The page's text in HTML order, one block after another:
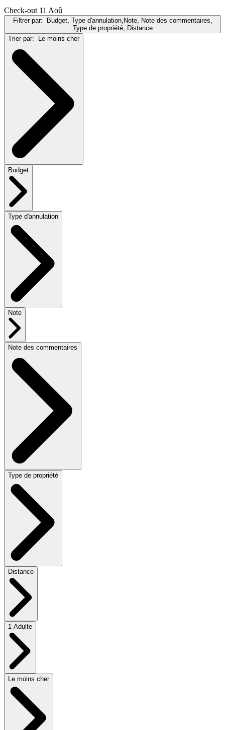
Check-out 11 Aoû
Filtrer par:
Budget, Type d'annulation,Note, Note des commentaires,
Type de propriété, Distance
Trier par:
Le moins cher
Budget
Type d'annulation
Note
Note des commentaires
Type de propriété
Distance
1 Adulte
Le moins cher